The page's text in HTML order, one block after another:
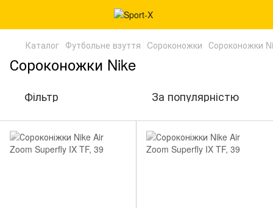
Каталог Футбольне взуття Cороконожки Сороконожки
Сороконожки Nike
Фільтр За популярністю